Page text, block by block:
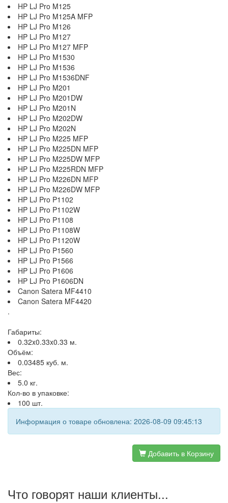
HP LJ Pro M125
HP LJ Pro M125A MFP
HP LJ Pro M126
HP LJ Pro M127
HP LJ Pro M127 MFP
HP LJ Pro M1530
HP LJ Pro M1536
HP LJ Pro M1536DNF
HP LJ Pro M201
HP LJ Pro M201DW
HP LJ Pro M201N
HP LJ Pro M202DW
HP LJ Pro M202N
HP LJ Pro M225 MFP
HP LJ Pro M225DN MFP
HP LJ Pro M225DW MFP
HP LJ Pro M225RDN MFP
HP LJ Pro M226DN MFP
HP LJ Pro M226DW MFP
HP LJ Pro P1102
HP LJ Pro P1102W
HP LJ Pro P1108
HP LJ Pro P1108W
HP LJ Pro P1120W
HP LJ Pro P1560
HP LJ Pro P1566
HP LJ Pro P1606
HP LJ Pro P1606DN
Canon Satera MF4410
Canon Satera MF4420
.
Габариты:
0.32x0.33x0.33 м.
Объём:
0.03485 куб. м.
Вес:
5.0 кг.
Кол-во в упаковке:
100 шт.
Информация о товаре обновлена: 2026-08-09 09:45:13
Добавить в Корзину
Что говорят наши клиенты...